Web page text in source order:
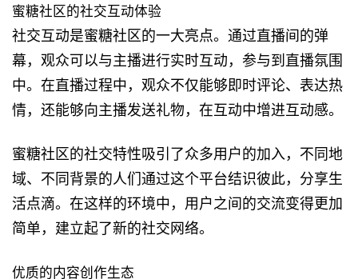
蜜糖社区的社交互动体验
社交互动是蜜糖社区的一大亮点。通过直播间的弹
幕，观众可以与主播进行实时互动，参与到直播氛围
中。在直播过程中，观众不仅能够即时评论、表达热
情，还能够向主播发送礼物，在互动中增进互动感。
蜜糖社区的社交特性吸引了众多用户的加入，不同地
域、不同背景的人们通过这个平台结识彼此，分享生
活点滴。在这样的环境中，用户之间的交流变得更加
简单，建立起了新的社交网络。
优质的内容创作生态